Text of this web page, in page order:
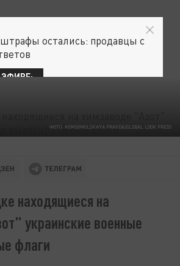
ФОТО: KOMSOMOLSKAYA PRAVDA/GLOBAL LOOK PRESS
находящиеся на
украинские военные
флаги
остались: продавцы с